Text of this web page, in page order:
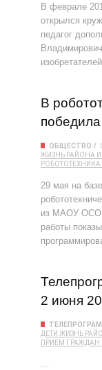
В феврале
открылся
педагог
В
ОБЩЕСТВО
ЖИЗНЬ РАЙОНА
РОБОТОТЕХНИКА
29 мая на
из МАОУ
работы
2 июня
ДЕТИ ЖИЗНЬ
ПРИЕМ ГРАЖДАН
…